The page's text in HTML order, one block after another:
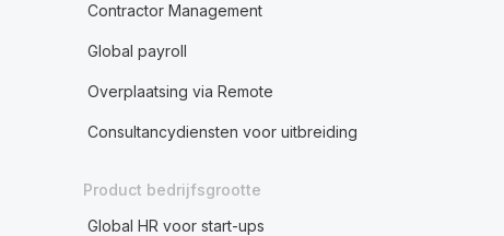
Contractor Management
Global payroll
Overplaatsing via Remote
Consultancydiensten voor uitbreiding
Product bedrijfsgrootte
Global HR voor start-ups